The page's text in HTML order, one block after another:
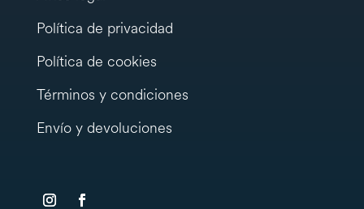
Política de privacidad
Política de cookies
Términos y condiciones
Envío y devoluciones